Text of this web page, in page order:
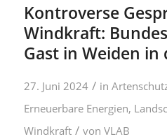
Kontroverse
Windkraft:
Gast in Weiden in
27. Juni 2024 / in
Erneuerbare Energien,
Windkraft / von VLAB